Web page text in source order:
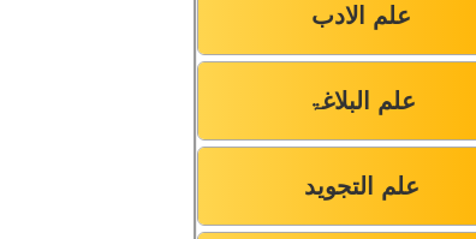
علم الادب
علم البلاغۃ
علم التجوید